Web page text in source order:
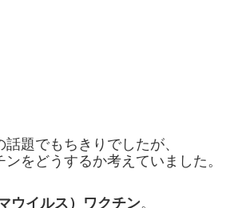
題でもちきりでしたが、
をどうするか考えていました。
ウイルス）ワクチン。